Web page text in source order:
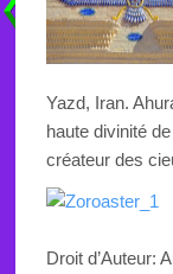
Yazd, Iran.
haute divinité
créateur des
Droit d’Auteur: